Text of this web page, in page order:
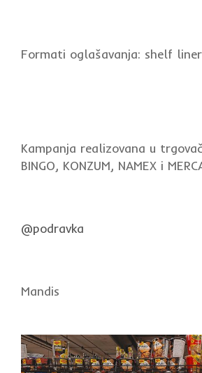
Formati oglašavanja: shelf
Kampanja realizovana u
BINGO, KONZUM, NAMEX i
@podravka
Mandis